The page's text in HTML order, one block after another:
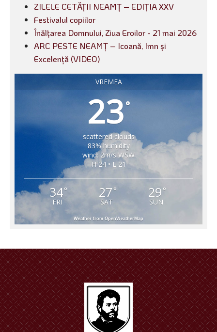
ZILELE CETĂȚII NEAMȚ – EDIȚIA XXV
Festivalul copiilor
Înălțarea Domnului, Ziua Eroilor - 21 mai 2026
ARC PESTE NEAMȚ – Icoană, Imn și
Excelență (VIDEO)
VREMEA
23°
scattered clouds
83% humidity
wind: 2m/s WSW
H 24 • L 21
34°
FRI
27°
SAT
29 °
SUN
Weather from OpenWeatherMap